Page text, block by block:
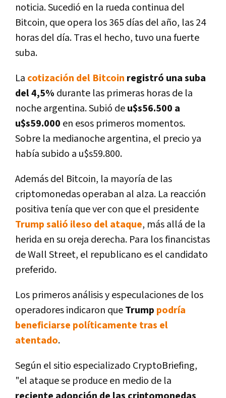
noticia. Sucedió en la rueda continua del
Bitcoin, que opera los 365 días del año, las 24
horas del día. Tras el hecho, tuvo una fuerte
suba.
La cotización del Bitcoin registró una suba
del 4,5% durante las primeras horas de la
noche argentina. Subió deu$s56.500 a
u$s59.000 en esos primeros momentos.
Sobre la medianoche argentina, el precio ya
había subido a u$s59.800.
Además del Bitcoin, la mayoría de las
criptomonedas operaban al alza. La reacción
positiva tenía que ver con que el presidente
Trump salió ileso del ataque, más allá de la
herida en su oreja derecha. Para los financistas
de Wall Street, el republicano es el candidato
preferido.
Los primeros análisis y especulaciones de los
operadores indicaron queTrump podría
beneficiarse políticamente tras el
atentado.
Según el sitio especializado CryptoBriefing,
"el ataque se produce en medio de la